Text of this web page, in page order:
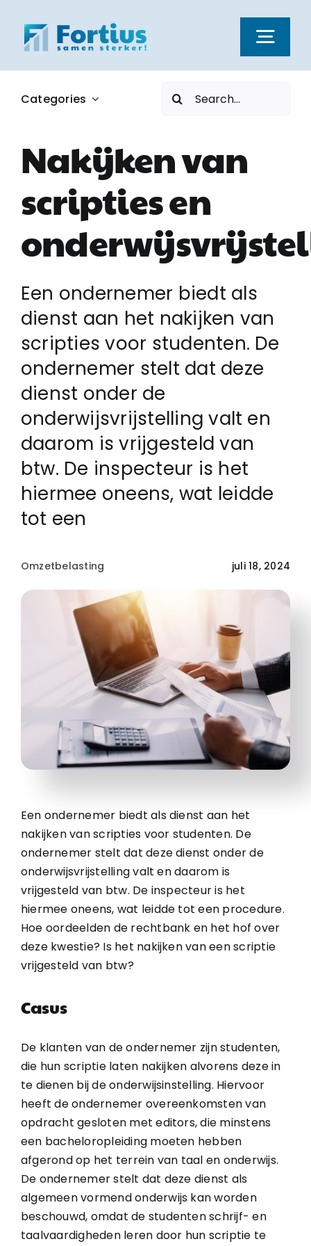
naar
inhoud
Kernwaarden
Dienstverlening
Nieuws
Vacatures
Over ons
Login
Klachtenregeling
Contact
Categories
Zoeken
naar:
Nakijken van
scripties en
Een ondernemer biedt als
dienst aan het nakijken van
scripties voor studenten. De
ondernemer stelt dat deze
dienst onder de
onderwijsvrijstelling valt en
daarom is vrijgesteld van
btw. De inspecteur is het
hiermee oneens, wat leidde
tot een
Omzetbelasting juli 18, 2024
Een ondernemer biedt als dienst aan het
nakijken van scripties voor studenten. De
ondernemer stelt dat deze dienst onder de
onderwijsvrijstelling valt en daarom is
vrijgesteld van btw. De inspecteur is het
hiermee oneens, wat leidde tot een procedure.
Hoe oordeelden de rechtbank en het hof over
deze kwestie? Is het nakijken van een scriptie
vrijgesteld van btw?
Casus
De klanten van de ondernemer zijn studenten,
die hun scriptie laten nakijken alvorens deze in
te dienen bij de onderwijsinstelling. Hiervoor
heeft de ondernemer overeenkomsten van
opdracht gesloten met editors, die minstens
een bacheloropleiding moeten hebben
afgerond op het terrein van taal en onderwijs.
De ondernemer stelt dat deze dienst als
algemeen vormend onderwijs kan worden
beschouwd, omdat de studenten schrijf- en
taalvaardigheden leren door hun scriptie te